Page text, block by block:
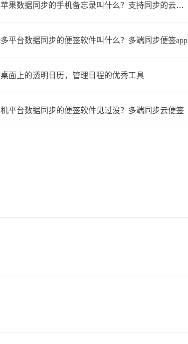
安卓苹果数据同步的手机备忘录叫什么？支持同步的云备忘录
平台数据同步的便签软件叫什么？多端同步便签app
面上的透明日历，管理日程的优秀工具
平台数据同步的便签软件见过没？多端同步云便签